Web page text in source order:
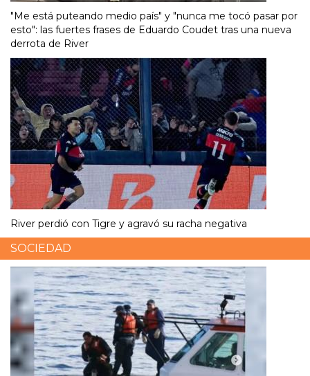
"Me está puteando medio país" y "nunca me tocó pasar por
esto": las fuertes frases de Eduardo Coudet tras una nueva
derrota de River
River perdió con Tigre y agravó su racha negativa
SOCIEDAD